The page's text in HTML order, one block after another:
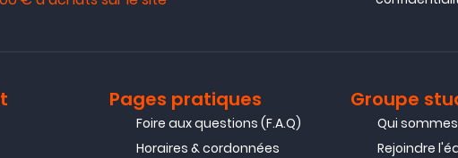
Pages pratiques
Foire aux questions (F.A.Q)
Horaires & cordonnées
Groupe
Qui
Rejoindre